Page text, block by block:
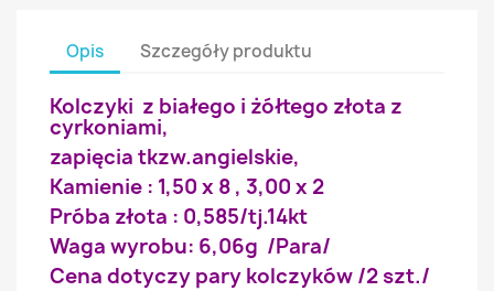
Opis Szczegóły produktu
Kolczyki z białego i żółtego złota z
cyrkoniami,
zapięcia tkzw.angielskie,
Kamienie : 1,50 x 8 , 3,00 x 2
Próba złota : 0,585/tj.14kt
Waga wyrobu: 6,06g /Para/
Cena dotyczy pary kolczyków /2 szt./